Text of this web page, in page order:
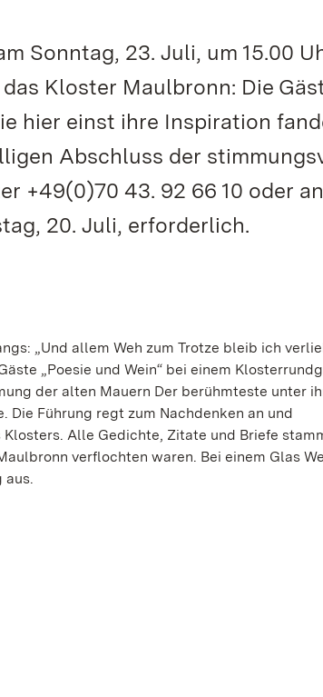
Sonntag, 23. Juli, um 15.00
Kloster Maulbronn: Die
hier einst ihre Inspiration
Abschluss der
+49(0)70 43. 92 66 10 oder an
20. Juli, erforderlich.
„Und allem Weh zum Trotze bleib ich
„Poesie und Wein“ bei einem
der alten Mauern Der berühmteste unter
Die Führung regt zum Nachdenken an und
Alle Gedichte, Zitate und Briefe
verflochten waren. Bei einem Glas
aus.